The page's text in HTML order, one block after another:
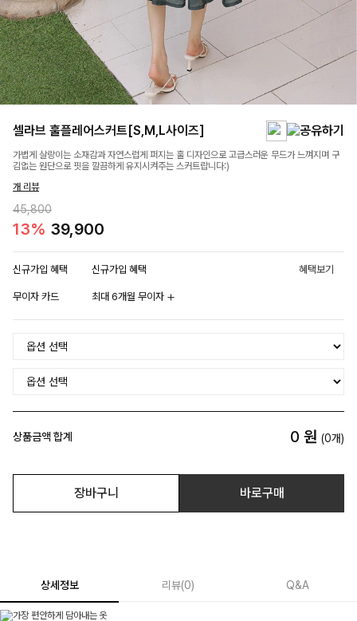
셀라브 훌플레어스커트[S,M,L사이즈]
가볍게 살랑이는 소재감과 자연스럽게 퍼지는 훌 디자인으로 고급스러운 무드가 느껴지며 구
김없는 원단으로 핏을 깔끔하게 유지시켜주는 스커트랍니다:)
개 리뷰
45,800
13% 39,900
신규가입 혜택 신규가입 혜택 혜택보기
무이자 카드 최대 6개월 무이자
상품금액 합계 0 원 (0개)
장바구니 바로구매
상세정보 리뷰(0) Q&A